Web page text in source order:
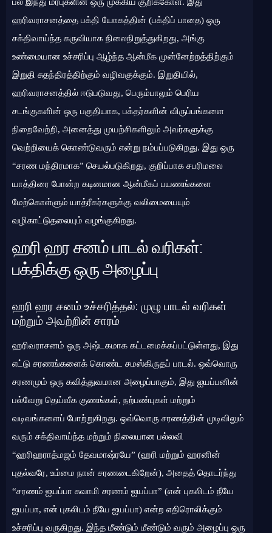
ஹரிவராசனத்தை பக்தி யோகத்தின் (பக்திப் பாதை) ஒரு
சக்திவாய்ந்த கருவியாக நிலைநிறுத்துகிறது, அங்கு
உண்மையான உச்சரிப்பு ஆழ்ந்த ஆன்மீக முன்னேற்றத்திற்கும்
இறுதி சுதந்திரத்திற்கும் வழிவகுக்கும். இறுதியில்,
ஹரிவராசனத்தில் ஈடுபடுவது, பெரும்பாலும் பெரிய
சடங்குகளின் ஒரு பகுதியாக, பக்தர்களின் விருப்பங்களை
நிறைவேற்றி, அனைத்து முயற்சிகளிலும் அவர்களுக்கு
வெற்றியைக் கொண்டுவரும் என்று நம்பப்படுகிறது. இது ஒரு
“சரண மந்திரமாக” செயல்படுகிறது, குறிப்பாக சபரிமலை
யாத்திரை போன்ற கடினமான ஆன்மீகப் பயணங்களை
மேற்கொள்ளும் யாத்ரீகர்களுக்கு வலிமையையும்
வழிகாட்டுதலையும் வழங்குகிறது.
ஹரி ஹர சனம் பாடல் வரிகள்:
பக்திக்கு ஒரு அழைப்பு
ஹரி ஹர சனம் உச்சரித்தல்: முழு பாடல் வரிகள்
மற்றும் அவற்றின் சாரம்
ஹரிவராசனம் ஒரு அஷ்டகமாக கட்டமைக்கப்பட்டுள்ளது, இது
எட்டு சரணங்களைக் கொண்ட சமஸ்கிருதப் பாடல். ஒவ்வொரு
சரணமும் ஒரு கவித்துவமான அழைப்பாகும், இது ஐயப்பனின்
பல்வேறு தெய்வீக குணங்கள், நற்பண்புகள் மற்றும்
வடிவங்களைப் போற்றுகிறது. ஒவ்வொரு சரணத்தின் முடிவிலும்
வரும் சக்திவாய்ந்த மற்றும் நிலையான பல்லவி
“ஹரிஹராத்மஜம் தேவமாஷ்ரயே” (ஹரி மற்றும் ஹரனின்
புதல்வரே, உம்மை நான் சரணடைகிறேன்), அதைத் தொடர்ந்து
“சரணம் ஐயப்பா சுவாமி சரணம் ஐயப்பா” (என் புகலிடம் நீயே
ஐயப்பா, என் புகலிடம் நீயே ஐயப்பா) என்ற எதிரொலிக்கும்
உச்சரிப்பு வருகிறது. இந்த மீண்டும் மீண்டும் வரும் அழைப்பு ஒரு